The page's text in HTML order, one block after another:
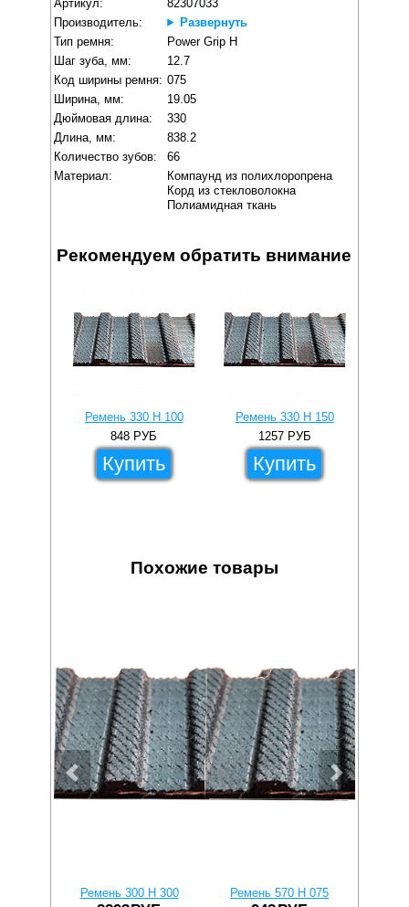
Артикул:
82307033
Производитель:
Развернуть
Тип ремня:
Power Grip H
Шаг зуба, мм:
12.7
Код ширины ремня: 075
Ширина, мм:
19.05
Дюймовая длина:
330
Длина, мм:
838.2
Количество зубов:
66
Материал:
Компаунд из полихлоропрена
Корд из стекловолокна
Полиамидная ткань
Рекомендуем обратить внимание
Ремень 330 H 100
848 РУБ
Купить
Ремень 330 H 150
1257 РУБ
Купить
Похожие товары
Ремень 300 H 300 Ремень 570 H 075